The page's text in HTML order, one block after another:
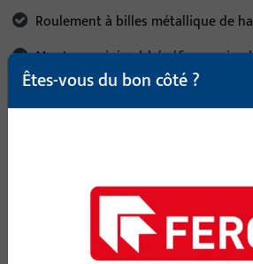
Roulement à billes métallique de
Montage minimal, bénéfice maximal
supérieur P 2301
catalogue produits
Tous les produits relatifs au rail
Êtes-vous du bon côté ?